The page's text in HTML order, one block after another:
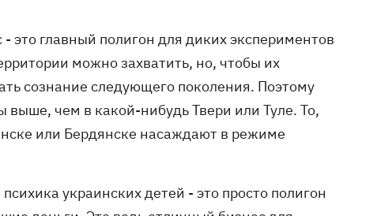
главный полигон для диких экспериментов
можно захватить, но, чтобы их
сознание следующего поколения. Поэтому
выше, чем в какой-нибудь Твери или Туле. То,
или Бердянске насаждают в режиме
украинских детей - это просто полигон